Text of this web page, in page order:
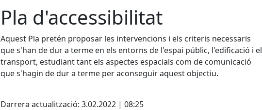
Pla d'accessibilitat
Aquest Pla pretén proposar les intervencions i els criteris necessaris
que s'han de dur a terme en els entorns de l'espai públic, l'edificació i el
transport, estudiant tant els aspectes espacials com de comunicació
que s'hagin de dur a terme per aconseguir aquest objectiu.
Darrera actualització: 3.02.2022 | 08:25